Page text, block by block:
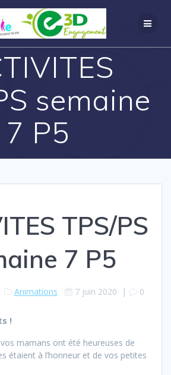
semaine
7 P5
TPS/PS
7 P5
Animations 7 juin 2020 | 0
!
mamans ont été heureuses de
étaient à l’honneur et de vos petites